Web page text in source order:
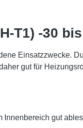
T1) -30
Einsatzzwecke.
gut für
Innenbereich gut